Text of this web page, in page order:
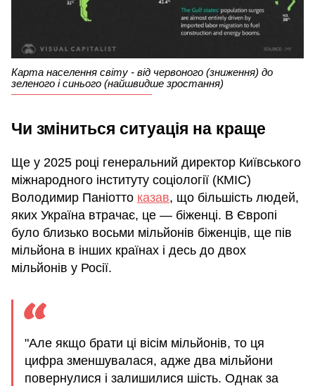
Карта населення світу - від червоного (зниження) до
зеленого і синього (найшвидше зростання)
Чи зміниться ситуація на краще
Ще у 2025 році генеральний директор Київського
міжнародного інституту соціології (КМІС)
Володимир Паніотто казав, що більшість людей,
яких Україна втрачає, це — біженці. В Європі
було близько восьми мільйонів біженців, ще пів
мільйона в інших країнах і десь до двох
мільйонів у Росії.
"Але якщо брати ці вісім мільйонів, то ця
цифра зменшувалася, адже два мільйони
повернулися і залишилися шість. Однак за